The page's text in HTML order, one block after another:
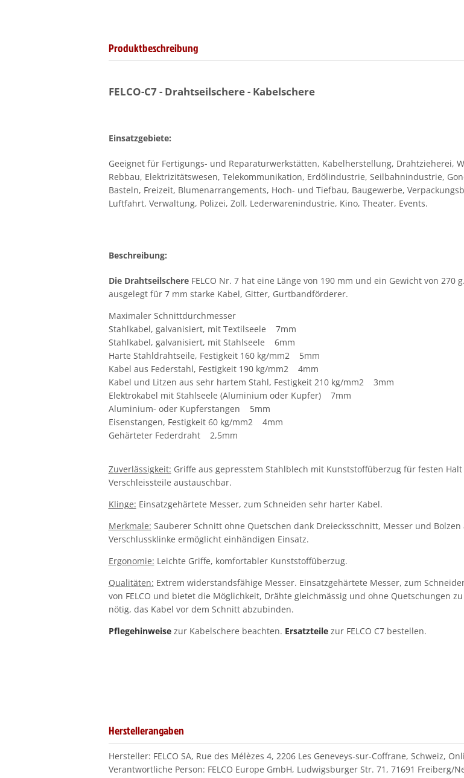
Produktbeschreibung
FELCO-C7 - Drahtseilschere - Kabelschere
Einsatzgebiete:
Geeignet für Fertigungs- und Reparaturwerkstätten, Kabelherstellung, Drahtzieherei,
Rebbau, Elektrizitätswesen, Telekommunikation, Erdölindustrie, Seilbahnindustrie,
Basteln, Freizeit, Blumenarrangements, Hoch- und Tiefbau, Baugewerbe,
Luftfahrt, Verwaltung, Polizei, Zoll, Lederwarenindustrie, Kino, Theater, Events.
Beschreibung:
Die DrahtseilschereFELCO Nr. 7 hat eine Länge von 190 mm und ein Gewicht von 270 g.
ausgelegt für 7 mm starke Kabel, Gitter, Gurtbandförderer.
Maximaler Schnittdurchmesser
Stahlkabel, galvanisiert, mit Textilseele 7mm
Stahlkabel, galvanisiert, mit Stahlseele 6mm
Harte Stahldrahtseile, Festigkeit 160 kg/mm2 5mm
Kabel aus Federstahl, Festigkeit 190 kg/mm2 4mm
Kabel und Litzen aus sehr hartem Stahl, Festigkeit 210 kg/mm2 3mm
Elektrokabel mit Stahlseele (Aluminium oder Kupfer) 7mm
Aluminium- oder Kupferstangen 5mm
Eisenstangen, Festigkeit 60 kg/mm2 4mm
Gehärteter Federdraht 2,5mm
Zuverlässigkeit: Griffe aus gepresstem Stahlblech mit Kunststoffüberzug für festen
Verschleissteile austauschbar.
Klinge: Einsatzgehärtete Messer, zum Schneiden sehr harter Kabel.
Merkmale: Sauberer Schnitt ohne Quetschen dank Dreiecksschnitt, Messer und
Verschlussklinke ermöglicht einhändigen Einsatz.
Ergonomie: Leichte Griffe, komfortabler Kunststoffüberzug.
Qualitäten: Extrem widerstandsfähige Messer. Einsatzgehärtete Messer, zum
von FELCO und bietet die Möglichkeit, Drähte gleichmässig und ohne Quetschungen
nötig, das Kabel vor dem Schnitt abzubinden.
Pflegehinweisezur Kabelschere beachten. Ersatzteilezur FELCO C7 bestellen.
Herstellerangaben
Hersteller: FELCO SA, Rue des Mélèzes 4, 2206 Les Geneveys-sur-Coffrane, Schweiz,
Verantwortliche Person: FELCO Europe GmbH, Ludwigsburger Str. 71, 71691 Freiberg/